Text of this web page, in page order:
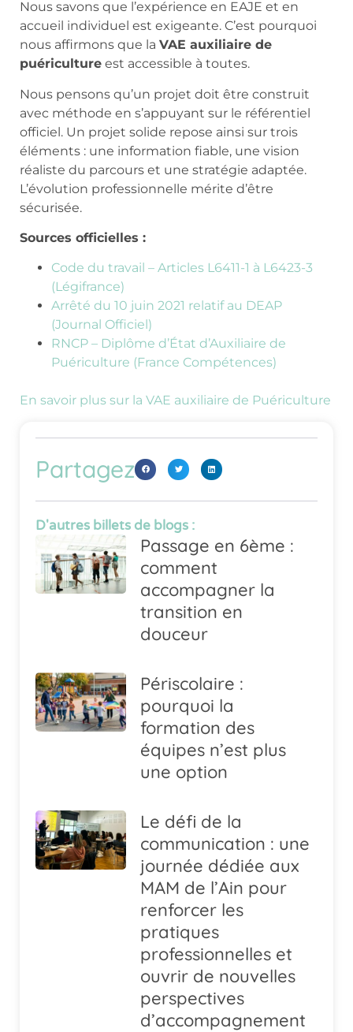
Nous savons que l’expérience en EAJE et en
accueil individuel est exigeante. C’est pourquoi
nous affirmons que la VAE auxiliaire de
puériculture est accessible à toutes.
Nous pensons qu’un projet doit être construit
avec méthode en s’appuyant sur le référentiel
officiel. Un projet solide repose ainsi sur trois
éléments : une information fiable, une vision
réaliste du parcours et une stratégie adaptée.
L’évolution professionnelle mérite d’être
sécurisée.
Sources officielles :
Code du travail – Articles L6411-1 à L6423-3
(Légifrance)
Arrêté du 10 juin 2021 relatif au DEAP
(Journal Officiel)
RNCP – Diplôme d’État d’Auxiliaire de
Puériculture (France Compétences)
En savoir plus sur la VAE auxiliaire de Puériculture
Partagez
D'autres billets de blogs :
Passage en 6ème :
comment
accompagner la
transition en
douceur
Périscolaire :
pourquoi la
formation des
équipes n’est plus
une option
Le défi de la
communication : une
journée dédiée aux
MAM de l’Ain pour
renforcer les
pratiques
professionnelles et
ouvrir de nouvelles
perspectives
d’accompagnement